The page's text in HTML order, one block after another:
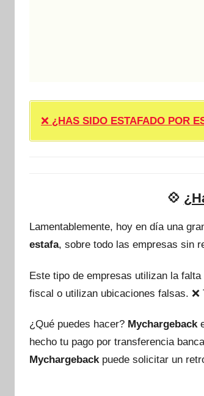
❌ ¿HAS SIDO ESTAFADO POR
💠
Lamentablemente, hoy en día una
estafa, sobre todo las empresas sin
Este tipo de empresas utilizan la
fiscal o utilizan ubicaciones falsas. ❌
¿Qué puedes hacer? Mychargeback
hecho tu pago por transferencia
Mychargebackpuede solicitar un